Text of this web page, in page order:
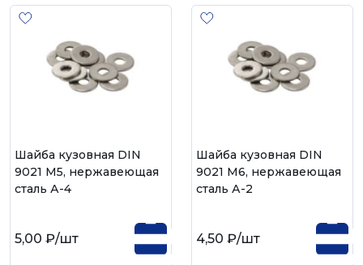
Шайба кузовная DIN
9021 М5, нержавеющая
сталь А-4
5,00 ₽/шт
Шайба кузовная DIN
9021 М6, нержавеющая
сталь А-2
4,50 ₽/шт